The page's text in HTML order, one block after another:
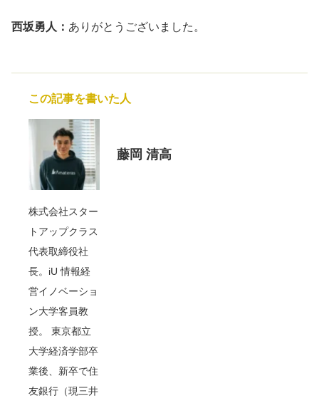
西坂勇人： ありがとうございました。
この記事を書いた人
藤岡 清高
株式会社スター
トアップクラス
代表取締役社
長。iU 情報経
営イノベーショ
ン大学客員教
授。 東京都立
大学経済学部卒
業後、新卒で住
友銀行（現三井